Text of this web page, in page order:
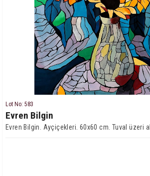
Lot No: 583
Evren Bilgin
Evren Bilgin. Ayçiçekleri. 60x60 cm. Tuval üzeri